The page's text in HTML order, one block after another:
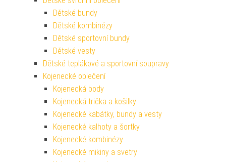
Dětské bundy
Dětské kombinézy
Dětské sportovní bundy
Dětské vesty
Dětské teplákové a sportovní soupravy
Kojenecké oblečení
Kojenecká body
Kojenecká trička a košilky
Kojenecké kabátky, bundy a vesty
Kojenecké kalhoty a šortky
Kojenecké kombinézy
Kojenecké mikiny a svetry